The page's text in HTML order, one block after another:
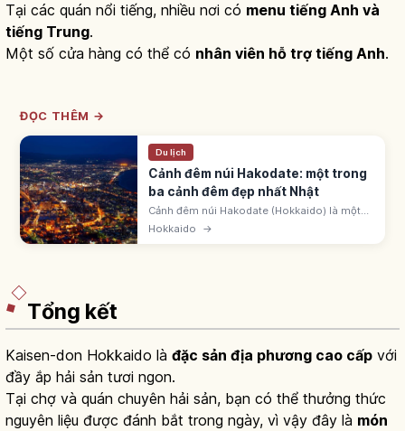
Tại các quán nổi tiếng, nhiều nơi có menu tiếng Anh và
tiếng Trung.
Một số cửa hàng có thể có nhân viên hỗ trợ tiếng Anh.
ĐỌC THÊM →
Du lịch
Cảnh đêm núi Hakodate: một trong
ba cảnh đêm đẹp nhất Nhật
Cảnh đêm núi Hakodate (Hokkaido) là một
trong ba cảnh đêm đẹp nhất Nhật Bản, 3 sao
Hokkaido →
Tổng kết
Kaisen-don Hokkaido là đặc sản địa phương cao cấp với
đầy ắp hải sản tươi ngon.
Tại chợ và quán chuyên hải sản, bạn có thể thưởng thức
nguyên liệu được đánh bắt trong ngày, vì vậy đây là món